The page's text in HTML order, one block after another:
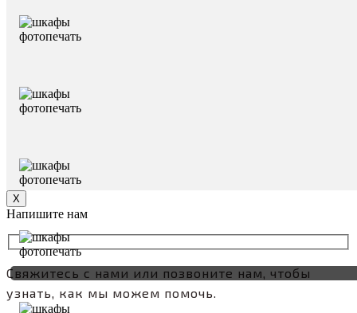
Х
Напишите нам
Свяжитесь с нами или позвоните нам, чтобы
узнать, как мы можем помочь.